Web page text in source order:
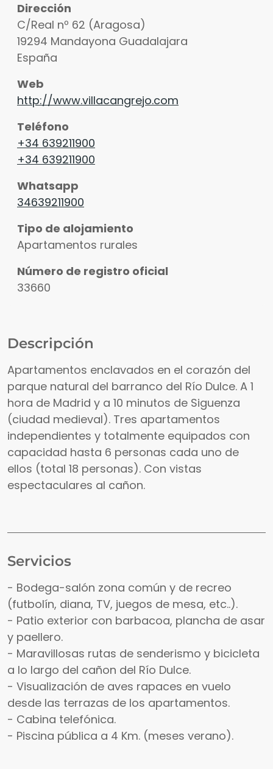
Dirección
C/Real nº 62 (Aragosa)
19294 Mandayona Guadalajara
España
Web
http://www.villacangrejo.com
Teléfono
+34 639211900
+34 639211900
Whatsapp
34639211900
Tipo de alojamiento
Apartamentos rurales
Número de registro oficial
33660
Descripción
Apartamentos enclavados en el corazón del
parque natural del barranco del Río Dulce. A 1
hora de Madrid y a 10 minutos de Siguenza
(ciudad medieval). Tres apartamentos
independientes y totalmente equipados con
capacidad hasta 6 personas cada uno de
ellos (total 18 personas). Con vistas
espectaculares al cañon.
Servicios
- Bodega-salón zona común y de recreo
(futbolín, diana, TV, juegos de mesa, etc..).
- Patio exterior con barbacoa, plancha de asar
y paellero.
- Maravillosas rutas de senderismo y bicicleta
a lo largo del cañon del Río Dulce.
- Visualización de aves rapaces en vuelo
desde las terrazas de los apartamentos.
- Cabina telefónica.
- Piscina pública a 4 Km. (meses verano).